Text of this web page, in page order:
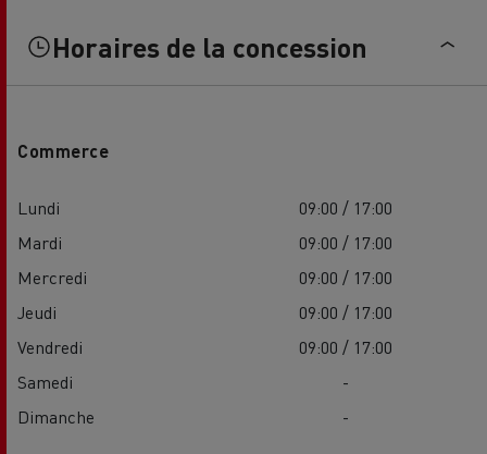
Horaires de la concession
Commerce
Lundi
09:00 / 17:00
Mardi
09:00 / 17:00
Mercredi
09:00 / 17:00
Jeudi
09:00 / 17:00
Vendredi
09:00 / 17:00
Samedi
-
Dimanche
-